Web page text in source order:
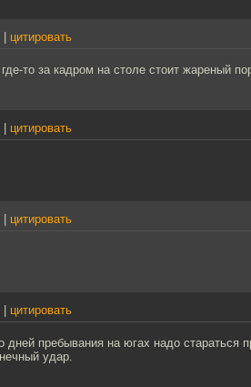
цитировать
то за кадром на столе стоит жареный
цитировать
цитировать
цитировать
дней пребывания на югах надо стараться
удар.